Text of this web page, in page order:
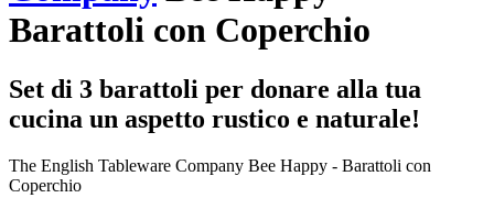
Barattoli con Coperchio
Set di 3 barattoli per donare alla tua
cucina un aspetto rustico e naturale!
The English Tableware Company Bee Happy - Barattoli con
Coperchio